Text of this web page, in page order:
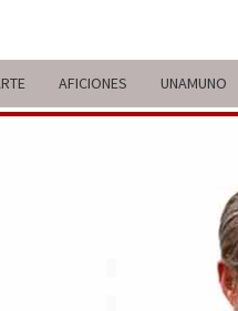
AFICIONES UNAMUNO